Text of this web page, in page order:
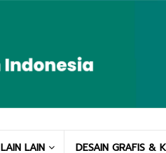
LAIN LAIN DESAIN GRAFIS &